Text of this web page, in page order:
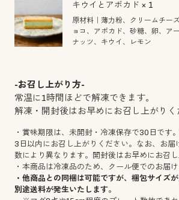
キウイとアボカド × 1
原材料｜薄力粉、クリームチー
ョコ、アボカド、砂糖、卵、ア
ナッツ、キウイ、レモン
-お召し上がり方-
常温に1時間ほどで解凍できます。
解凍・開封後はお早めにお召し上がりく
・賞味期限は、未開封・冷凍保存で30日です
3日以内にお召し上がりください。なお、お届
数により異なります。開封後はお早めにお召し
・本商品は冷凍品のため、クール便でのお届け
・他商品との同梱は可能ですが、梱包サイズ
別途送料が発生いたします。